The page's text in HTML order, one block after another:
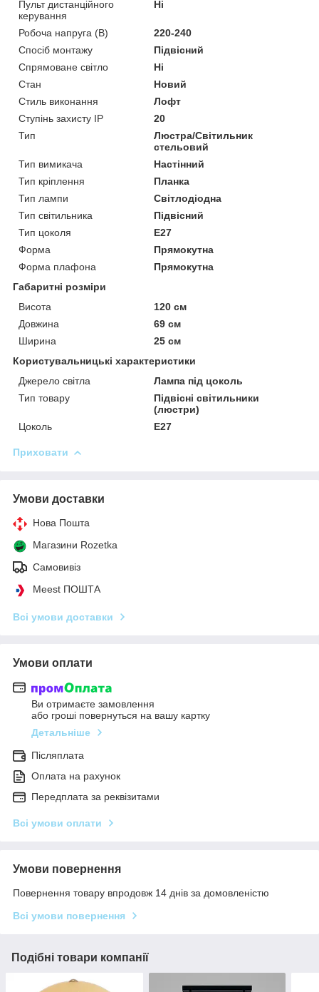
Пульт дистанційного
керування
Ні
Робоча напруга (В)
220-240
Спосіб монтажу
Підвісний
Спрямоване світло
Ні
Стан
Новий
Стиль виконання
Лофт
Ступінь захисту IP
20
Тип
Люстра/Світильник
стельовий
Тип вимикача
Настінний
Тип кріплення
Планка
Тип лампи
Світлодіодна
Тип світильника
Підвісний
Тип цоколя
E27
Форма
Прямокутна
Форма плафона
Прямокутна
Габаритні розміри
Висота
120 см
Довжина
69 см
Ширина
25 см
Користувальницькі характеристики
Джерело світла
Лампа під цоколь
Тип товару
Підвісні світильники
(люстри)
Цоколь
E27
Приховати
Умови доставки
Нова Пошта
Магазини Rozetka
Самовивіз
Meest ПОШТА
Всі умови доставки
Умови оплати
Ви отримаєте замовлення
або гроші повернуться на вашу картку
Детальніше
Післяплата
Оплата на рахунок
Передплата за реквізитами
Всі умови оплати
Умови повернення
Повернення товару впродовж 14 днів за домовленістю
Всі умови повернення
Подібні товари компанії